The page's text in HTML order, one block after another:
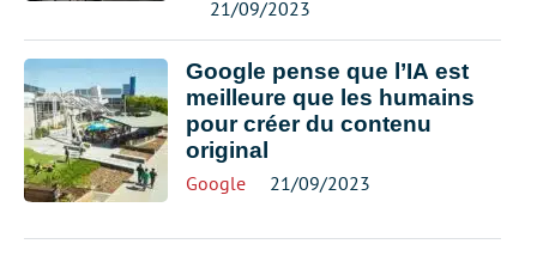
21/09/2023
Google pense que l’IA est
meilleure que les humains
pour créer du contenu
original
Google 21/09/2023